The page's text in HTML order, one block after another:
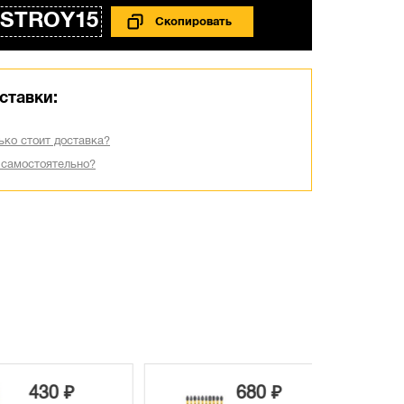
стоит доставка?
430 ₽ 680 ₽